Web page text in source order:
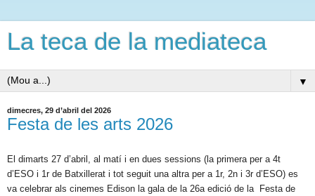
La teca de la mediateca
▼
dimecres, 29 d’abril del 2026
Festa de les arts 2026
El dimarts 27 d’abril, al matí i en dues sessions (la primera per a 4t
d’ESO i 1r de Batxillerat i tot seguit una altra per a 1r, 2n i 3r d’ESO) es
va celebrar als cinemes Edison la gala de la 26a edició de la  Festa de